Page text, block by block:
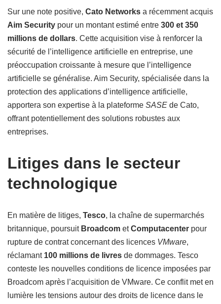
Sur une note positive, Cato Networks a récemment acquis
Aim Security pour un montant estimé entre 300 et 350
millions de dollars. Cette acquisition vise à renforcer la
sécurité de l’intelligence artificielle en entreprise, une
préoccupation croissante à mesure que l’intelligence
artificielle se généralise. Aim Security, spécialisée dans la
protection des applications d’intelligence artificielle,
apportera son expertise à la plateforme SASE de Cato,
offrant potentiellement des solutions robustes aux
entreprises.
Litiges dans le secteur
technologique
En matière de litiges, Tesco, la chaîne de supermarchés
britannique, poursuit Broadcom etComputacenter pour
rupture de contrat concernant des licences VMware,
réclamant 100 millions de livres de dommages. Tesco
conteste les nouvelles conditions de licence imposées par
Broadcom après l’acquisition de VMware. Ce conflit met en
lumière les tensions autour des droits de licence dans le